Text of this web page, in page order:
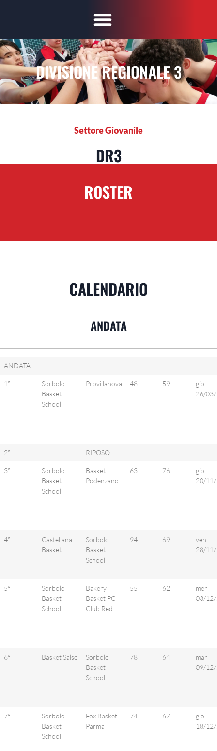
DIVISIONE REGIONALE 3
Settore Giovanile
DR3
ROSTER
CALENDARIO
ANDATA
ANDATA
1°
Sorbolo
Basket
School
Provillanova 48 59
gio
26/
2° RIPOSO
3°
Sorbolo
Basket
School
Basket
Podenzano
63 76
gio
20/
4°
Castellana
Basket
Sorbolo
Basket
School
94 69
ven
28/
5°
Sorbolo
Basket
School
Bakery
Basket PC
Club Red
55 62
mer
03/
6° Basket Salso
Sorbolo
Basket
School
78 64
mar
09/
7°
Sorbolo
Basket
School
Fox Basket
Parma
74 67
gio
18/